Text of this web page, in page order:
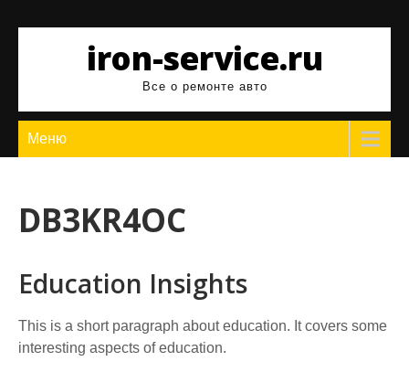
содержимомуiron-service.ru
Все о ремонте авто
Меню
DB3KR4OC
Education Insights
This is a short paragraph about education. It covers some
interesting aspects of education.